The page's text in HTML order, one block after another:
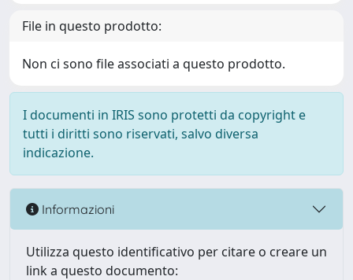
File in questo prodotto:
Non ci sono file associati a questo prodotto.
I documenti in IRIS sono protetti da copyright e
tutti i diritti sono riservati, salvo diversa
indicazione.
Informazioni
Utilizza questo identificativo per citare o creare un
link a questo documento: